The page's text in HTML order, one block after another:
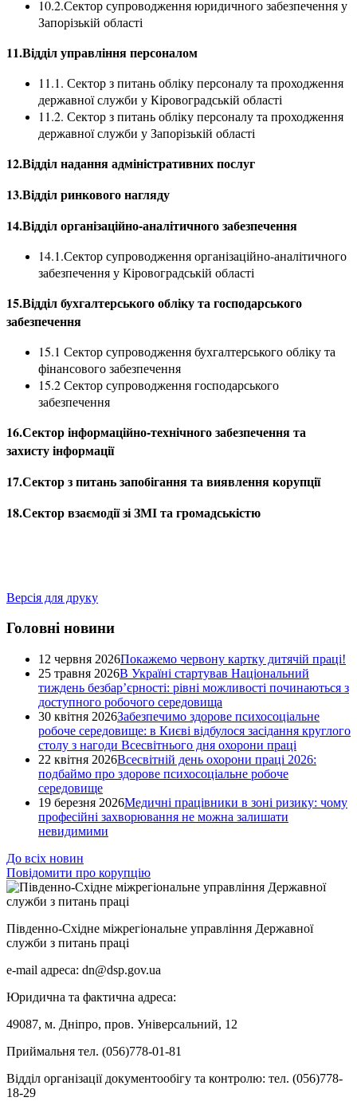
10.2.Сектор супроводження юридичного забезпечення у
Запорізькій області
11.Відділ управління персоналом
11.1. Сектор з питань обліку персоналу та проходження
державної служби у Кіровоградській області
11.2. Сектор з питань обліку персоналу та проходження
державної служби у Запорізькій області
12.Відділ надання адміністративних послуг
13.Відділ ринкового нагляду
14.Відділ організаційно-аналітичного забезпечення
14.1.Сектор супроводження організаційно-аналітичного
забезпечення у Кіровоградській області
15.Відділ бухгалтерського обліку та господарського
забезпечення
15.1 Сектор супроводження бухгалтерського обліку та
фінансового забезпечення
15.2 Сектор супроводження господарського
забезпечення
16.Сектор інформаційно-технічного забезпечення та
захисту інформації
17.Сектор з питань запобігання та виявлення корупції
18.Сектор взаємодії зі ЗМІ та громадськістю
Версія для друку
Головні новини
12 червня 2026Покажемо червону картку дитячій праці!
25 травня 2026В Україні стартував Національний
тиждень безбар’єрності: рівні можливості починаються з
доступного робочого середовища
30 квітня 2026Забезпечимо здорове психосоціальне
робоче середовище: в Києві відбулося засідання круглого
столу з нагоди Всесвітнього дня охорони праці
22 квітня 2026Всесвітній день охорони праці 2026:
подбаймо про здорове психосоціальне робоче
середовище
19 березня 2026Медичні працівники в зоні ризику: чому
професійні захворювання не можна залишати
невидимими
До всіх новин
Повідомити про корупцію
Південно-Східне міжрегіональне управління Державної
служби з питань праці
e-mail адреса: dn@dsp.gov.ua
Юридична та фактична адреса:
49087, м. Дніпро, пров. Універсальний, 12
Приймальня тел. (056)778-01-81
Відділ організації документообігу та контролю: тел. (056)778-
18-29